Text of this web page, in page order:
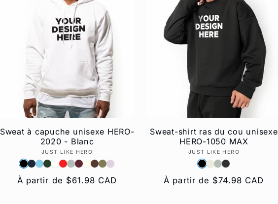
Sweat à capuche unisexe HERO-
2020 - Blanc
Fournisseur :
JUST LIKE HERO
Prix
À partir de $61.98 CAD
Sweat-shirt ras du cou unisexe
HERO-1050 MAX
Fournisseur :
JUST LIKE HERO
Prix
À partir de $74.98 CAD